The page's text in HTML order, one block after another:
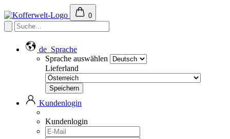
0
de Sprache
Sprache auswählen
Lieferland
Kundenlogin
Kundenlogin